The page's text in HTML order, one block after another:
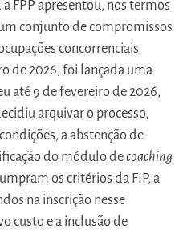
FPP apresentou, nos termos
conjunto de compromissos
concorrenciais
de 2026, foi lançada uma
até 9 de fevereiro de 2026,
arquivar o processo,
a abstenção de
do módulo decoaching
os critérios da FIP, a
na inscrição nesse
custo e a inclusão de